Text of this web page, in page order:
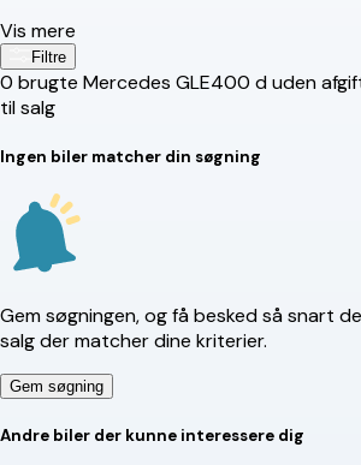
Vis mere
Filtre
0 brugte Mercedes GLE400 d uden
til salg
Ingen biler matcher din søgning
Gem søgningen, og få besked så snart
salg der matcher dine kriterier.
Gem søgning
Andre biler der kunne interessere dig